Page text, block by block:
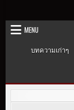
MENU
บทความเก่าๆ